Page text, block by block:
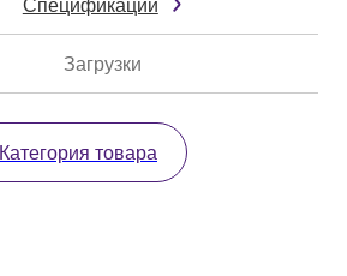
Загрузки
Категория товара